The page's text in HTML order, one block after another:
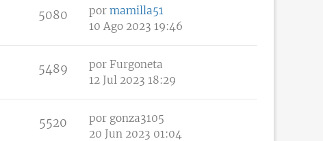
5080 por mamilla51
10 Ago 2023 19:46
5489 por Furgoneta
12 Jul 2023 18:29
5520 por gonza3105
20 Jun 2023 01:04